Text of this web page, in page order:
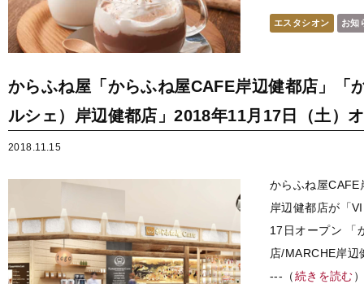
エスタシオン お知
からふね屋「からふね屋CAFE岸辺健都店」「
ルシェ）岸辺健都店」2018年11月17日（土）
2018.11.15
からふね屋CAFE
岸辺健都店が「
17日オープン 「
店/MARCHE岸辺
---（続きを読む